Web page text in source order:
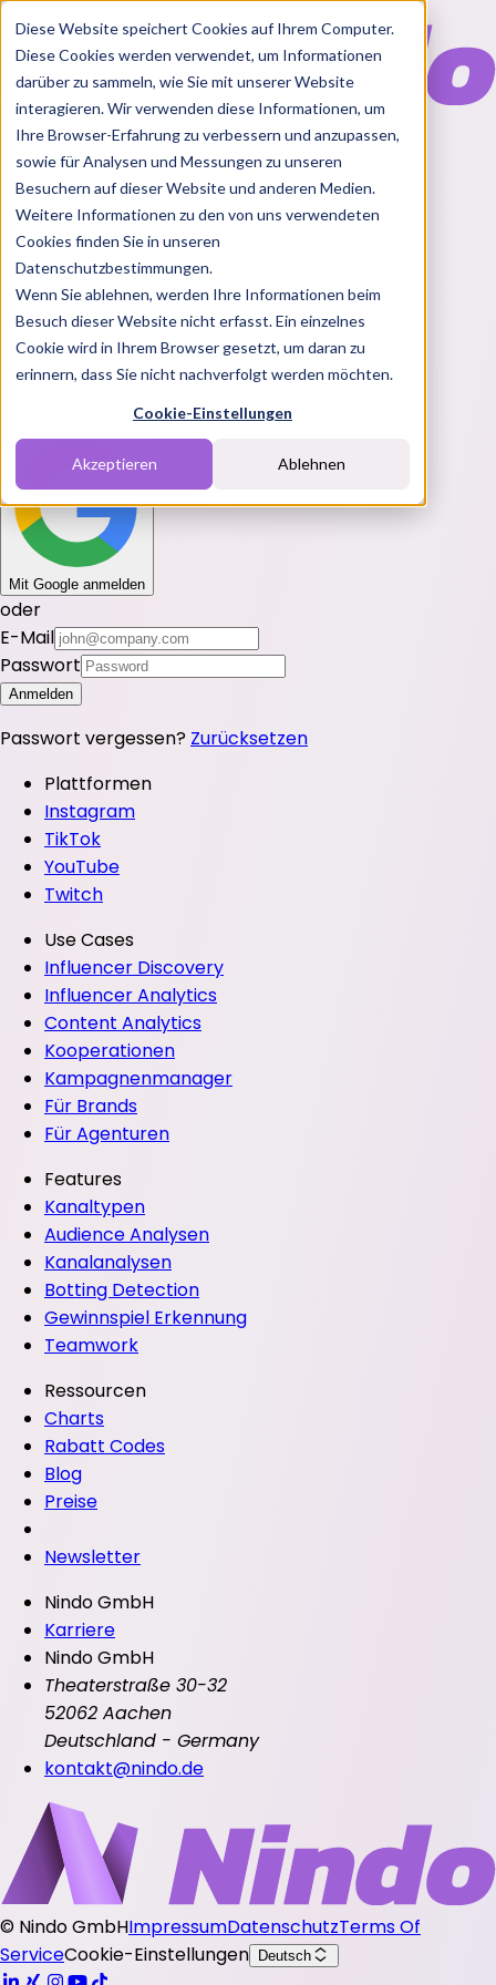
Diese Website speichert Cookies auf Ihrem Computer.
Diese Cookies werden verwendet, um Informationen
darüber zu sammeln, wie Sie mit unserer Website
interagieren. Wir verwenden diese Informationen, um
Ihre Browser-Erfahrung zu verbessern und anzupassen,
sowie für Analysen und Messungen zu unseren
Besuchern auf dieser Website und anderen Medien.
Weitere Informationen zu den von uns verwendeten
Cookies finden Sie in unseren
Datenschutzbestimmungen.
Wenn Sie ablehnen, werden Ihre Informationen beim
Besuch dieser Website nicht erfasst. Ein einzelnes
Cookie wird in Ihrem Browser gesetzt, um daran zu
erinnern, dass Sie nicht nachverfolgt werden möchten.
Cookie-Einstellungen
Akzeptieren Ablehnen
Features
Solutions
BlogChartsRabatt CodesPakete
Login
Melde dich bei Nindo an
Du hast noch keinen Account?
Mit Google anmelden
oder
E-Mail
Passwort
Anmelden
Passwort vergessen? Zurücksetzen
Plattformen
Instagram
TikTok
YouTube
Twitch
Use Cases
Influencer Discovery
Influencer Analytics
Content Analytics
Kooperationen
Kampagnenmanager
Für Brands
Für Agenturen
Features
Kanaltypen
Audience Analysen
Kanalanalysen
Botting Detection
Gewinnspiel Erkennung
Teamwork
Ressourcen
Charts
Rabatt Codes
Blog
Preise
Newsletter
Nindo GmbH
Karriere
Nindo GmbH
Theaterstraße 30-32
52062 Aachen
Deutschland - Germany
kontakt@nindo.de
© Nindo GmbHImpressumDatenschutzTerms Of
ServiceCookie-Einstellungen Deutsch